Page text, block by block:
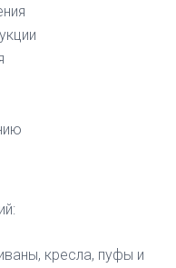
кресла, пуфы и